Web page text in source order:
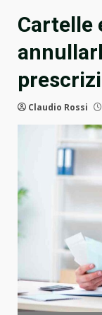
Cartelle
Claudio Rossi